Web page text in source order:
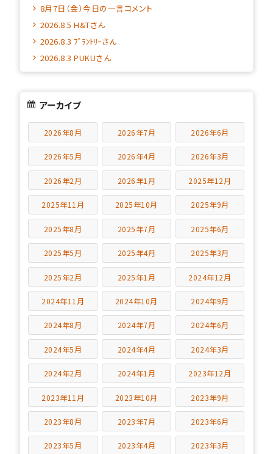
8月7日（金）今日の一言コメント
2026.8.5 H&Tさん
2026.8.3 ﾌﾟﾗﾝﾄﾘｰさん
2026.8.3 PUKUさん
アーカイブ
2026年8月 2026年7月 2026年6月
2026年5月 2026年4月 2026年3月
2026年2月 2026年1月 2025年12月
2025年11月 2025年10月 2025年9月
2025年8月 2025年7月 2025年6月
2025年5月 2025年4月 2025年3月
2025年2月 2025年1月 2024年12月
2024年11月 2024年10月 2024年9月
2024年8月 2024年7月 2024年6月
2024年5月 2024年4月 2024年3月
2024年2月 2024年1月 2023年12月
2023年11月 2023年10月 2023年9月
2023年8月 2023年7月 2023年6月
2023年5月 2023年4月 2023年3月